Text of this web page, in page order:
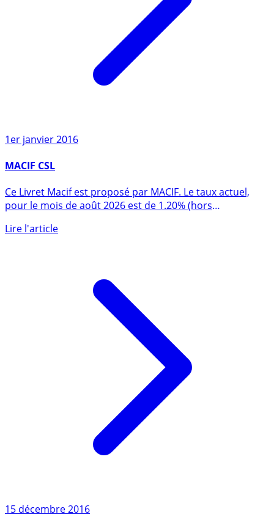
1er janvier 2016
MACIF CSL
pour le mois de août 2026 est de 1.20% (hors